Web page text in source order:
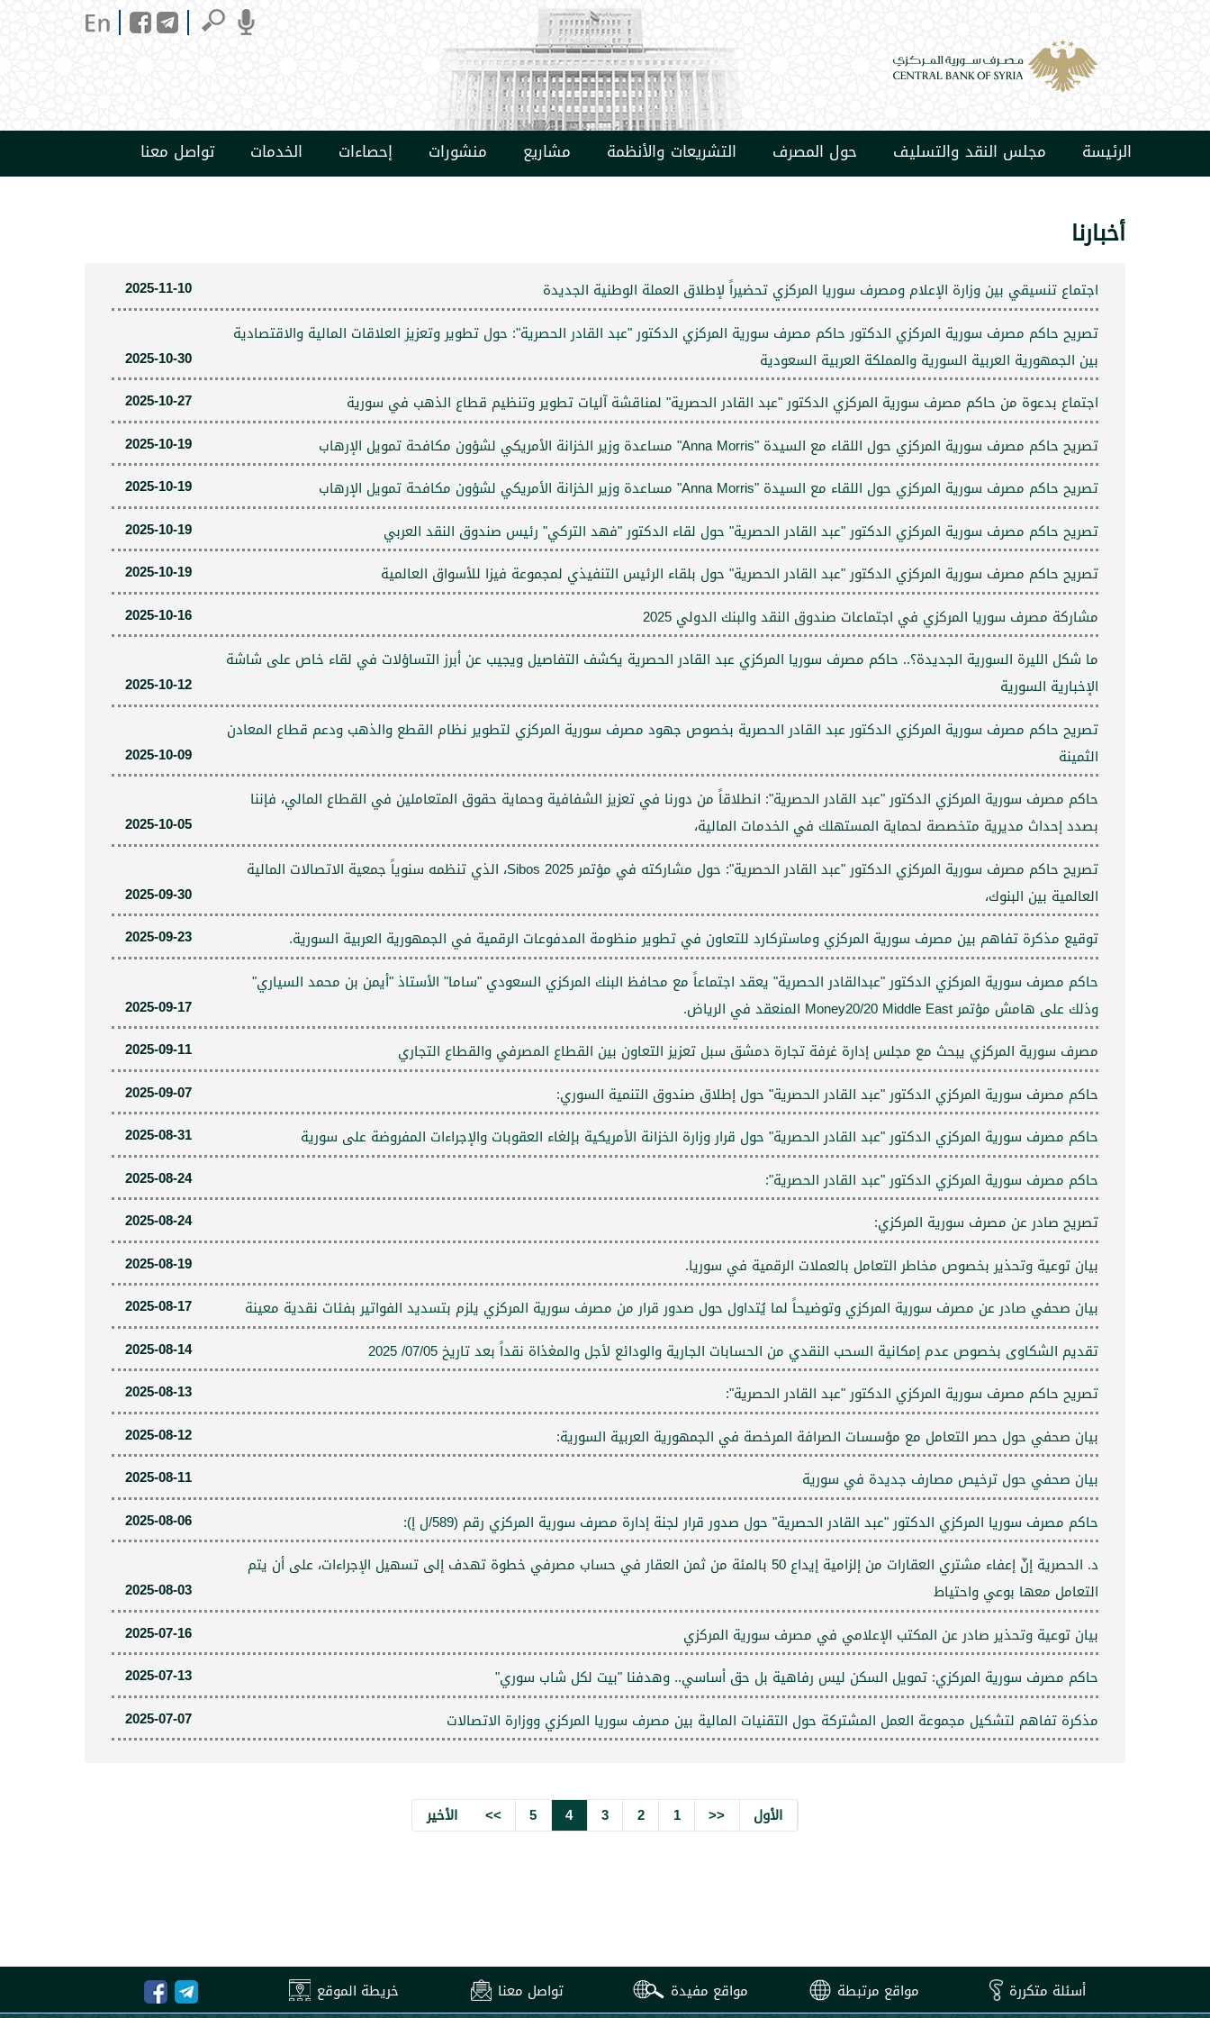
الرئيسة مجلس النقد والتسليف حول المصرف التشريعات والأنظمة مشاريع منشورات إحصاءات الخدمات تواصل معنا
أخبارنا
اجتماع تنسيقي بين وزارة الإعلام ومصرف سوريا المركزي تحضيراً لإطلاق العملة الوطنية الجديدة
2025-11-10
تصريح حاكم مصرف سورية المركزي الدكتور حاكم مصرف سورية المركزي الدكتور "عبد القادر الحصرية": حول تطوير وتعزيز العلاقات المالية والاقتصادية
بين الجمهورية العربية السورية والمملكة العربية السعودية
2025-10-30
اجتماع بدعوة من حاكم مصرف سورية المركزي الدكتور "عبد القادر الحصرية" لمناقشة آليات تطوير وتنظيم قطاع الذهب في سورية
2025-10-27
تصريح حاكم مصرف سورية المركزي حول اللقاء مع السيدة "Anna Morris" مساعدة وزير الخزانة الأمريكي لشؤون مكافحة تمويل الإرهاب
2025-10-19
تصريح حاكم مصرف سورية المركزي حول اللقاء مع السيدة "Anna Morris" مساعدة وزير الخزانة الأمريكي لشؤون مكافحة تمويل الإرهاب
2025-10-19
تصريح حاكم مصرف سورية المركزي الدكتور "عبد القادر الحصرية" حول لقاء الدكتور "فهد التركي" رئيس صندوق النقد العربي
2025-10-19
تصريح حاكم مصرف سورية المركزي الدكتور "عبد القادر الحصرية" حول بلقاء الرئيس التنفيذي لمجموعة فيزا للأسواق العالمية
2025-10-19
مشاركة مصرف سوريا المركزي في اجتماعات صندوق النقد والبنك الدولي 2025
2025-10-16
ما شكل الليرة السورية الجديدة؟.. حاكم مصرف سوريا المركزي عبد القادر الحصرية يكشف التفاصيل ويجيب عن أبرز التساؤلات في لقاء خاص على شاشة
الإخبارية السورية
2025-10-12
تصريح حاكم مصرف سورية المركزي الدكتور عبد القادر الحصرية بخصوص جهود مصرف سورية المركزي لتطوير نظام القطع والذهب ودعم قطاع المعادن
الثمينة
2025-10-09
حاكم مصرف سورية المركزي الدكتور "عبد القادر الحصرية": انطلاقاً من دورنا في تعزيز الشفافية وحماية حقوق المتعاملين في القطاع المالي، فإننا
بصدد إحداث مديرية متخصصة لحماية المستهلك في الخدمات المالية،
2025-10-05
تصريح حاكم مصرف سورية المركزي الدكتور "عبد القادر الحصرية": حول مشاركته في مؤتمر Sibos 2025، الذي تنظمه سنوياً جمعية الاتصالات المالية
العالمية بين البنوك،
2025-09-30
توقيع مذكرة تفاهم بين مصرف سورية المركزي وماستركارد للتعاون في تطوير منظومة المدفوعات الرقمية في الجمهورية العربية السورية.
2025-09-23
حاكم مصرف سورية المركزي الدكتور "عبدالقادر الحصرية" يعقد اجتماعاً مع محافظ البنك المركزي السعودي "ساما" الأستاذ "أيمن بن محمد السياري"
وذلك على هامش مؤتمر Money20/20 Middle East المنعقد في الرياض.
2025-09-17
مصرف سورية المركزي يبحث مع مجلس إدارة غرفة تجارة دمشق سبل تعزيز التعاون بين القطاع المصرفي والقطاع التجاري
2025-09-11
حاكم مصرف سورية المركزي الدكتور "عبد القادر الحصرية" حول إطلاق صندوق التنمية السوري:
2025-09-07
حاكم مصرف سورية المركزي الدكتور "عبد القادر الحصرية" حول قرار وزارة الخزانة الأمريكية بإلغاء العقوبات والإجراءات المفروضة على سورية
2025-08-31
حاكم مصرف سورية المركزي الدكتور "عبد القادر الحصرية":
2025-08-24
تصريح صادر عن مصرف سورية المركزي:
2025-08-24
بيان توعية وتحذير بخصوص مخاطر التعامل بالعملات الرقمية في سوريا.
2025-08-19
بيان صحفي صادر عن مصرف سورية المركزي وتوضيحاً لما يُتداول حول صدور قرار من مصرف سورية المركزي يلزم بتسديد الفواتير بفئات نقدية معينة
2025-08-17
تقديم الشكاوى بخصوص عدم إمكانية السحب النقدي من الحسابات الجارية والودائع لأجل والمغذاة نقداً بعد تاريخ 07/05/ 2025
2025-08-14
تصريح حاكم مصرف سورية المركزي الدكتور "عبد القادر الحصرية":
2025-08-13
بيان صحفي حول حصر التعامل مع مؤسسات الصرافة المرخصة في الجمهورية العربية السورية:
2025-08-12
بيان صحفي حول ترخيص مصارف جديدة في سورية
2025-08-11
حاكم مصرف سوريا المركزي الدكتور "عبد القادر الحصرية" حول صدور قرار لجنة إدارة مصرف سورية المركزي رقم (589/ل إ):
2025-08-06
د. الحصرية إنّ إعفاء مشتري العقارات من إلزامية إيداع 50 بالمئة من ثمن العقار في حساب مصرفي خطوة تهدف إلى تسهيل الإجراءات، على أن يتم
التعامل معها بوعي واحتياط
2025-08-03
بيان توعية وتحذير صادر عن المكتب الإعلامي في مصرف سورية المركزي
2025-07-16
حاكم مصرف سورية المركزي: تمويل السكن ليس رفاهية بل حق أساسي.. وهدفنا "بيت لكل شاب سوري"
2025-07-13
مذكرة تفاهم لتشكيل مجموعة العمل المشتركة حول التقنيات المالية بين مصرف سوريا المركزي ووزارة الاتصالات
2025-07-07
الأول <<
1
2
3
4
5
>> الأخير
أسئلة متكررة مواقع مرتبطة مواقع مفيدة تواصل معنا خريطة الموقع